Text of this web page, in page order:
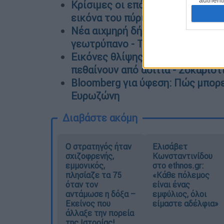
Κρίσιμες οι επόμενες ώρες στη
εικόνα του πύρινου μετώπου
Νέα αιχμηρή δήλωση Ερντογάν:
γεωτρύπανο - Τη δουλειά μου
Εικόνες θλίψης στη Θεσπρωτία:
πεθαίνουν από ασιτία -
Bloomberg για ύφεση: Πώς
Ευρωζώνη
Διαβάστε ακόμη
O στρατηγός ήταν
σχιζοφρενής,
εμμονικός,
πλησίαζε τα 75
όταν τον
αντάμωσε η δόξα –
Εκείνος που
άλλαξε την πορεία
Ελισάβετ
Κωνσταντινίδου
στο ethnos.gr:
«Κάθε πόλεμος
είναι ένας
εμφύλιος, όλοι
είμαστε αδέλφια»